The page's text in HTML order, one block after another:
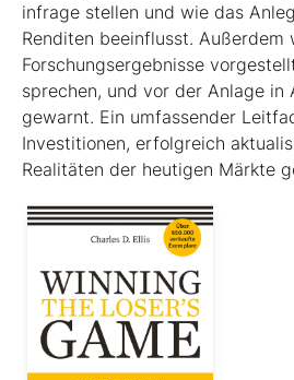
infrage stellen und wie das
Renditen beeinflusst. Außerdem
Forschungsergebnisse
sprechen, und vor der Anlage in
gewarnt. Ein umfassender
Investitionen, erfolgreich
Realitäten der heutigen Märkte